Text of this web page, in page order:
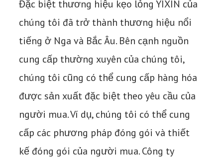
Đặc biệt thương hiệu kẹo lỏng YIXIN của
chúng tôi đã trở thành thương hiệu nổi
tiếng ở Nga và Bắc Âu. Bên cạnh nguồn
cung cấp thường xuyên của chúng tôi,
chúng tôi cũng có thể cung cấp hàng hóa
được sản xuất đặc biệt theo yêu cầu của
người mua. Ví dụ, chúng tôi có thể cung
cấp các phương pháp đóng gói và thiết
kế đóng gói của người mua. Công ty